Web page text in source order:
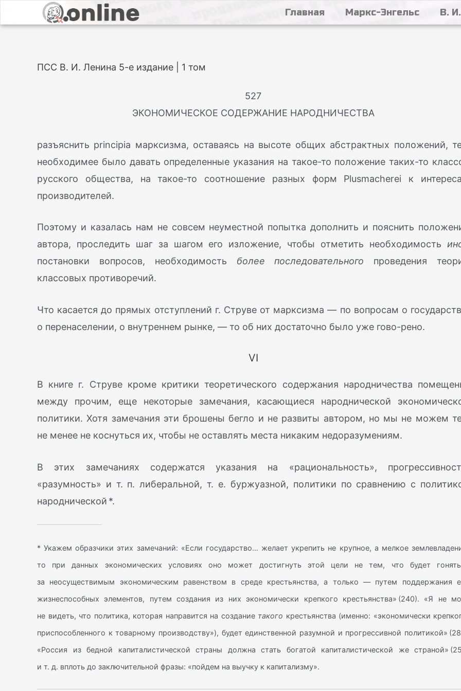
Главная Маркс-Энгельс В.
ПСС В. И. Ленина 5-е издание | 1 том
527
ЭКОНОМИЧЕСКОЕ СОДЕРЖАНИЕ НАРОДНИЧЕСТВА
разъяснить principia марксизма, оставаясь на высоте общих абстрактных положений,
необходимее было давать определенные указания на такое-то положение таких-то
русского общества, на такое-то соотношение разных форм Plusmacherei к
производителей.
Поэтому и казалась нам не совсем неуместной попытка дополнить и пояснить
автора, проследить шаг за шагом его изложение, чтобы отметить необходимость
постановки вопросов, необходимость более последовательного проведения
классовых противоречий.
Что касается до прямых отступлений г. Струве от марксизма — по вопросам о
о перенаселении, о внутреннем рынке, — то об них достаточно было уже гово-рено.
VI
В книге г. Струве кроме критики теоретического содержания народничества
между прочим, еще некоторые замечания, касающиеся народнической
политики. Хотя замечания эти брошены бегло и не развиты автором, но мы не можем
не менее не коснуться их, чтобы не оставлять места никаким недоразумениям.
В этих замечаниях содержатся указания на «рациональность»,
«разумность» и т. п. либеральной, т. е. буржуазной, политики по сравнению с
народнической *.
* Укажем образчики этих замечаний: «Если государство… желает укрепить не крупное, а мелкое
то при данных экономических условиях оно может достигнуть этой цели не тем, что будет
за неосуществимым экономическим равенством в среде крестьянства, а только — путем поддержания
жизнеспособных элементов, путем создания из них экономически крепкого крестьянства» (240). «Я не
не видеть, что политика, которая направится на создание такого крестьянства (именно: «экономически
приспособленного к товарному производству»), будет единственной разумной и прогрессивной политикой»
«Россия из бедной капиталистической страны должна стать богатой капиталистической же страной»
и т. д. вплоть до заключительной фразы: «пойдем на выучку к капитализму».